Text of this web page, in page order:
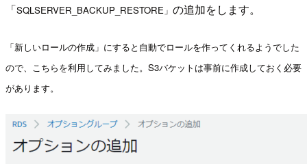
「SQLSERVER_BACKUP_RESTORE 」 の追加をします。
「新しいロールの作成」にすると自動でロールを作ってくれるようでした
ので、こちらを利用してみました。S3バケットは事前に作成しておく必要
があります。